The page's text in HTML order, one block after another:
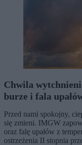
Chwila
burze i fala
Przed nami spokojny,
się zmieni. IMGW
oraz falę upałów z
ostrzeżenia II stopnia